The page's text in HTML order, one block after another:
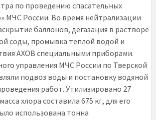
по проведению спасательных
МЧС России. Во время нейтрализации
баллонов, дегазация в растворе
соды, промывка теплой водой и
АХОВ специальными приборами.
управления МЧС России по Тверской
подвоз воды и постановку водяной
работ. Утилизировано 27
хлора составила 675 кг, для его
использована тонна